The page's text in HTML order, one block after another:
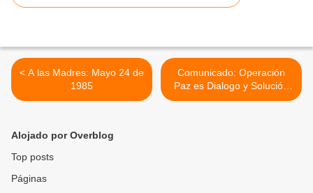
< A las Madres: Mayo 24 de
1985
Comunicado: Operación
Paz es Dialogo y Solución
para los Maestros -
Alojado por Overblog
Top posts
Páginas